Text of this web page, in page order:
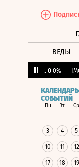
ВЕДЫ
0 0%
КАЛЕНДАРЬ
СОБЫТИЙ
Пн Вт Ср
3 4 5
10 11 12
17 18 19